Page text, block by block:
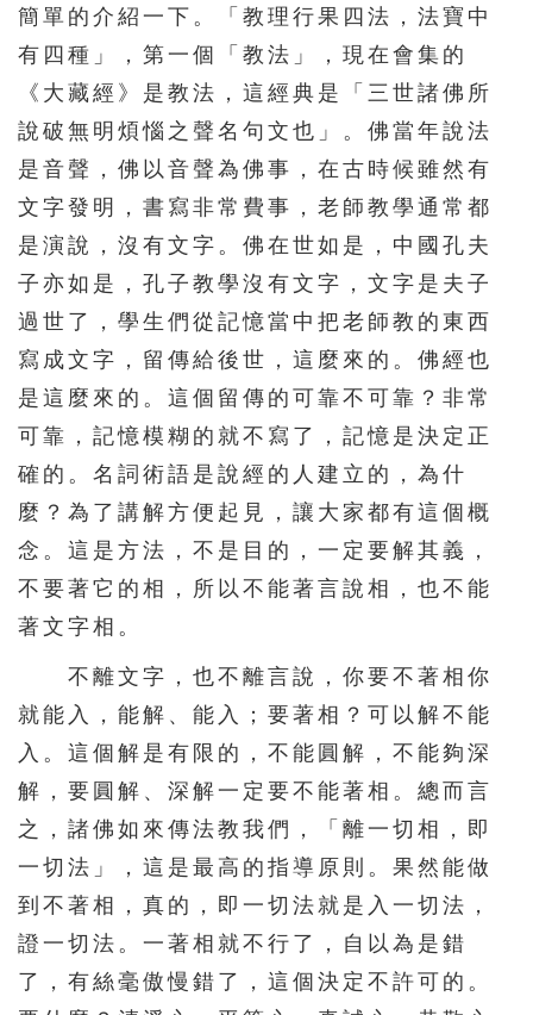
簡單的介紹一下。「教理行果四法，法寶中
有四種」，第一個「教法」，現在會集的
《大藏經》是教法，這經典是「三世諸佛所
說破無明煩惱之聲名句文也」。佛當年說法
是音聲，佛以音聲為佛事，在古時候雖然有
文字發明，書寫非常費事，老師教學通常都
是演說，沒有文字。佛在世如是，中國孔夫
子亦如是，孔子教學沒有文字，文字是夫子
過世了，學生們從記憶當中把老師教的東西
寫成文字，留傳給後世，這麼來的。佛經也
是這麼來的。這個留傳的可靠不可靠？非常
可靠，記憶模糊的就不寫了，記憶是決定正
確的。名詞術語是說經的人建立的，為什
麼？為了講解方便起見，讓大家都有這個概
念。這是方法，不是目的，一定要解其義，
不要著它的相，所以不能著言說相，也不能
著文字相。
不離文字，也不離言說，你要不著相你
就能入，能解、能入；要著相？可以解不能
入。這個解是有限的，不能圓解，不能夠深
解，要圓解、深解一定要不能著相。總而言
之，諸佛如來傳法教我們，「離一切相，即
一切法」，這是最高的指導原則。果然能做
到不著相，真的，即一切法就是入一切法，
證一切法。一著相就不行了，自以為是錯
了，有絲毫傲慢錯了，這個決定不許可的。